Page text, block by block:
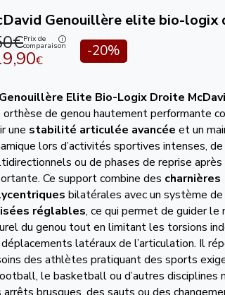
Genouillère elite bio-logix
Prix de
comparaison
€ -20%
Elite Bio-Logix Droite
orthèse de genou hautement performante
une stabilité articulée avancée et un
lors d’activités sportives intenses,
ou de phases de reprise
Ce support combine des charnières
bilatérales avec un système de
réglables, ce qui permet de guider le
du genou tout en limitant les torsions
latéraux de l’articulation. Il
des athlètes pratiquant des sports
le basketball ou d’autres disciplines